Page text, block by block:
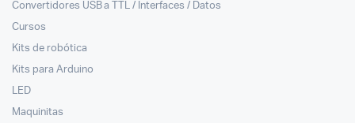
Convertidores USB a TTL / Interfaces / Datos
Cursos
Kits de robótica
Kits para Arduino
LED
Maquinitas